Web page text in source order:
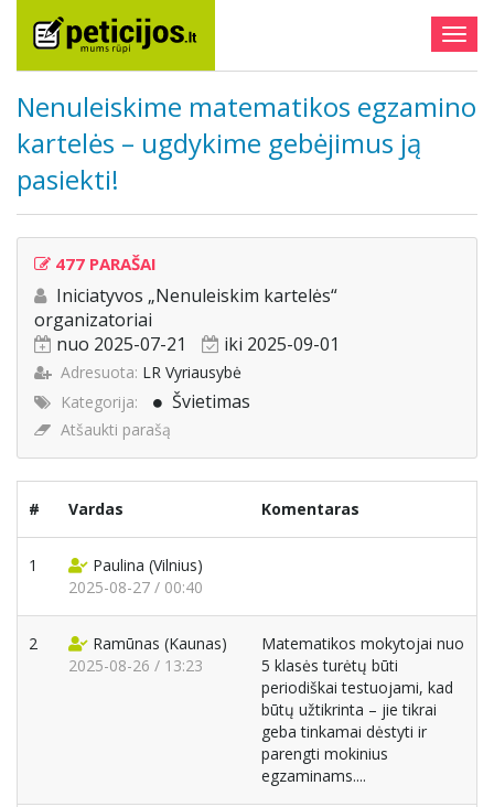
Nenuleiskime matematikos egzamino
kartelės – ugdykime gebėjimus ją
pasiekti!
477 PARAŠAI
Iniciatyvos „Nenuleiskim kartelės“
organizatoriai
nuo 2025-07-21
iki 2025-09-01
Adresuota: LR Vyriausybė
Kategorija:
Švietimas
Atšaukti parašą
# Vardas Komentaras
1 Paulina (Vilnius)
2025-08-27 / 00:40
2 Ramūnas (Kaunas)
2025-08-26 / 13:23
Matematikos mokytojai nuo
5 klasės turėtų būti
periodiškai testuojami, kad
būtų užtikrinta – jie tikrai
geba tinkamai dėstyti ir
parengti mokinius
egzaminams....